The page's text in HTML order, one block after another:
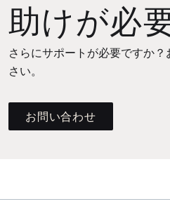
助けが必
さらにサポートが必要ですか
さい。
お問い合わせ